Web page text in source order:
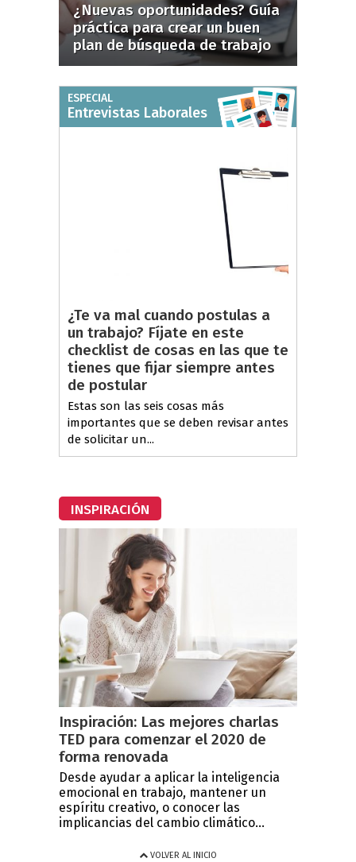
¿Nuevas oportunidades? Guía
práctica para crear un buen
plan de búsqueda de trabajo
ESPECIAL
Entrevistas Laborales
¿Te va mal cuando postulas a
un trabajo? Fíjate en este
checklist de cosas en las que te
tienes que fijar siempre antes
de postular
Estas son las seis cosas más
importantes que se deben revisar antes
de solicitar un...
INSPIRACIÓN
Inspiración: Las mejores charlas
TED para comenzar el 2020 de
forma renovada
Desde ayudar a aplicar la inteligencia
emocional en trabajo, mantener un
espíritu creativo, o conocer las
implicancias del cambio climático...
VOLVER AL INICIO